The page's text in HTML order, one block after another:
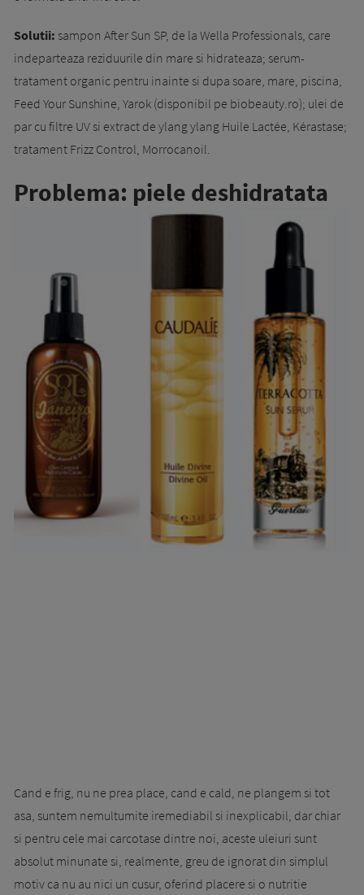
Solutii: sampon After Sun SP, de la Wella Professionals, care
indeparteaza reziduurile din mare si hidrateaza; serum-
tratament organic pentru inainte si dupa soare, mare, piscina,
Feed Your Sunshine, Yarok (disponibil pe biobeauty.ro); ulei de
par cu filtre UV si extract de ylang ylang Huile Lactée, Kérastase;
tratament Frizz Control, Morrocanoil.
Problema: piele deshidratata
Cand e frig, nu ne prea place, cand e cald, ne plangem si tot
asa, suntem nemultumite iremediabil si inexplicabil, dar chiar
si pentru cele mai carcotase dintre noi, aceste uleiuri sunt
absolut minunate si, realmente, greu de ignorat din simplul
motiv ca nu au nici un cusur, oferind placere si o nutritie